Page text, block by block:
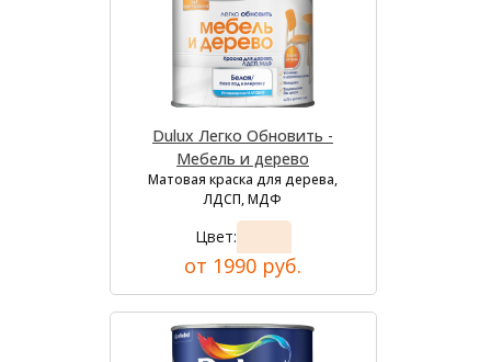
Dulux Легко Обновить -
Мебель и дерево
Матовая краска для дерева,
ЛДСП, МДФ
Цвет:
от 1990 руб.